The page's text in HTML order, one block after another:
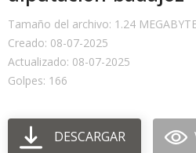
Tamaño del archivo: 1.24
Creado: 08-07-2025
Actualizado: 08-07-2025
Golpes: 166
DESCARGAR